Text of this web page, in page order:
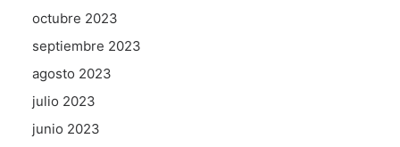
octubre 2023
septiembre 2023
agosto 2023
julio 2023
junio 2023